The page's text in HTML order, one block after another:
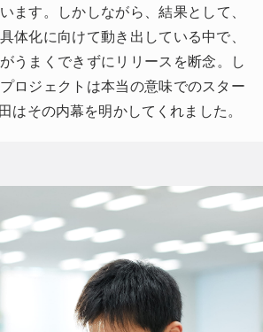
ます。しかしながら、結果として、
体化に向けて動き出している中で、
うまくできずにリリースを断念。し
ロジェクトは本当の意味でのスター
はその内幕を明かしてくれました。